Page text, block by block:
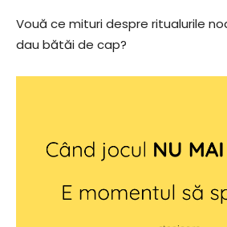
Vouă ce mituri despre ritualurile
dau bătăi de cap?